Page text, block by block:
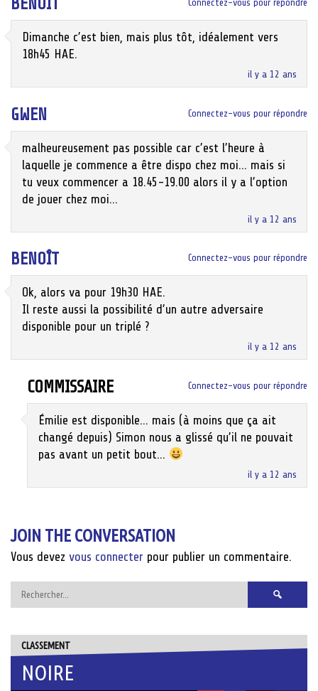
BENOÎT
il y a 12 ans
Dimanche c’est bien, mais plus tôt, idéalement vers
18h45 HAE.
Connectez-vous pour répondre
GWEN
il y a 12 ans
malheureusement pas possible car c’est l’heure à
laquelle je commence a être dispo chez moi… mais si
tu veux commencer a 18.45-19.00 alors il y a l’option
de jouer chez moi…
Connectez-vous pour répondre
BENOÎT
il y a 12 ans
Ok, alors va pour 19h30 HAE.
Il reste aussi la possibilité d’un autre adversaire
disponible pour un triplé ?
Connectez-vous pour répondre
COMMISSAIRE
il y a 12 ans
Émilie est disponible… mais (à moins que ça ait
changé depuis) Simon nous a glissé qu’il ne pouvait
pas avant un petit bout…
Connectez-vous pour répondre
JOIN THE CONVERSATION
Vous devez vous connecter pour publier un commentaire.
Rechercher :
CLASSEMENT
NOIRE